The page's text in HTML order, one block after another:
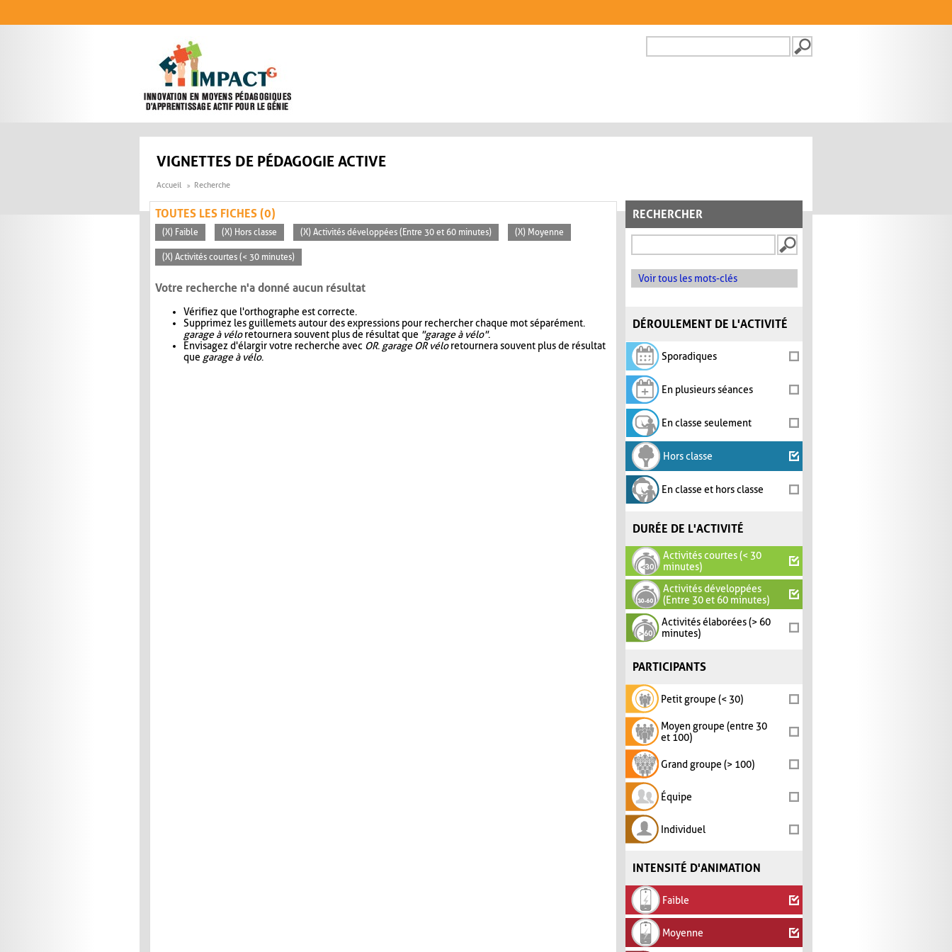
FORMULAIRE DE
VIGNETTES DE PÉDAGOGIE ACTIVE
Accueil Recherche
RECHERCHER
Voir tous les mots-clés
DÉROULEMENT DE L'ACTIVITÉ
Sporadiques
En plusieurs séances
En classe seulement
Hors classe
En classe et hors classe
DURÉE DE L'ACTIVITÉ
Activités courtes (< 30
minutes)
Activités développées
(Entre 30 et 60 minutes)
Activités élaborées (> 60
minutes)
PARTICIPANTS
Petit groupe (< 30)
Moyen groupe (entre 30
et 100)
Grand groupe (> 100)
Équipe
Individuel
INTENSITÉ D'ANIMATION
Faible
Moyenne
TOUTES LES FICHES (0)
(X) Faible (X) Hors classe (X) Activités développées (Entre 30 et 60 minutes) (X) Moyenne
(X) Activités courtes (< 30 minutes)
Votre recherche n'a donné aucun résultat
Vérifiez que l'orthographe est correcte.
Supprimez les guillemets autour des expressions pour rechercher chaque mot séparément.
garage à véloretournera souvent plus de résultat que "garage à vélo".
Envisagez d'élargir votre recherche avec OR. garage OR véloretournera souvent plus de résultat
que garage à vélo.